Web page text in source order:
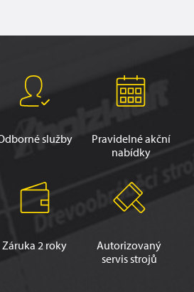
služby
Pravidelné akční
nabídky
Záruka 2 roky
Autorizovaný
servis strojů